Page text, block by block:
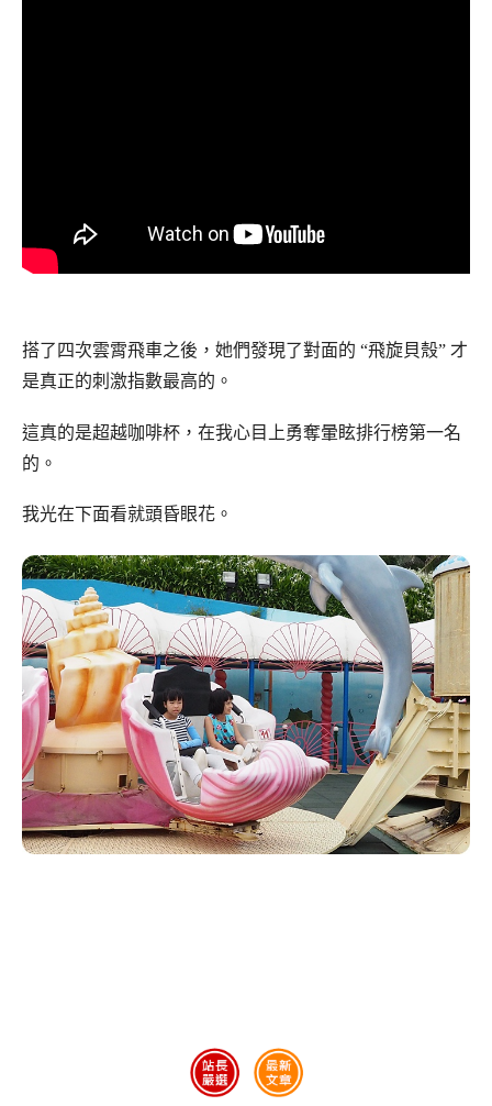
搭了四次雲霄飛車之後，她們發現了對面的 “飛旋貝殼” 才
是真正的刺激指數最高的。
這真的是超越咖啡杯，在我心目上勇奪暈眩排行榜第一名
的。
我光在下面看就頭昏眼花。